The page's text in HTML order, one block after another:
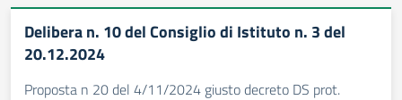
Delibera n. 10 del Consiglio di Istituto n. 3 del
20.12.2024
Proposta n 20 del 4/11/2024 giusto decreto DS prot.